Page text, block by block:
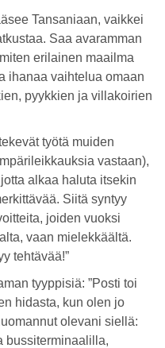
Tansaniaan, vaikkei
Saa avaramman
erilainen maailma
ihanaa vaihtelua omaan
pyykkien ja villakoirien
työtä muiden
vastaan),
alkaa haluta itsekin
Siitä syntyy
joiden vuoksi
vaan mielekkäältä.
tehtävää!”
tyyppisiä: ”Posti toi
hidasta, kun olen jo
olevani siellä:
bussiterminaalilla,